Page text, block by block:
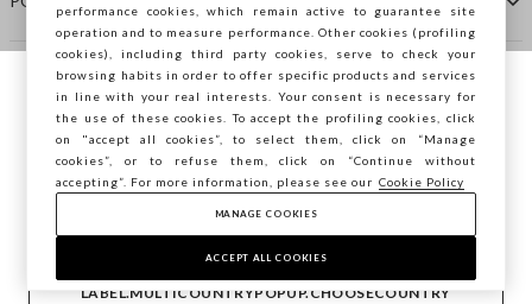
FIRMA
KONTAKTY
Copyright © Ovs S.p.A. P.Iva 04240010274 - Cap. Soc.
290.923.470 -2.4.0
Przeglądasz STEFANEL Italia, chcesz
zapisać swoją lokalizację?
POTWIERDŹ
LABEL.MULTICOUNTRYPOPUP.CHOOSECOUNTRY
footer.item.country Polska
performance cookies, which remain active to guarantee site
operation and to measure performance. Other cookies (profiling
cookies), including third party cookies, serve to check your
browsing habits in order to offer specific products and services
in line with your real interests. Your consent is necessary for
the use of these cookies. To accept the profiling cookies, click
on "accept all cookies”, to select them, click on “Manage
cookies”, or to refuse them, click on “Continue without
accepting”. For more information, please see our Cookie Policy
MANAGE COOKIES
ACCEPT ALL COOKIES